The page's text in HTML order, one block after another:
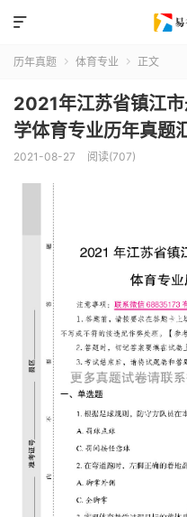

历年真题  体育专业  正文
2021年江苏省镇江
学体育专业历年真题
2021-08-27 阅读(707)